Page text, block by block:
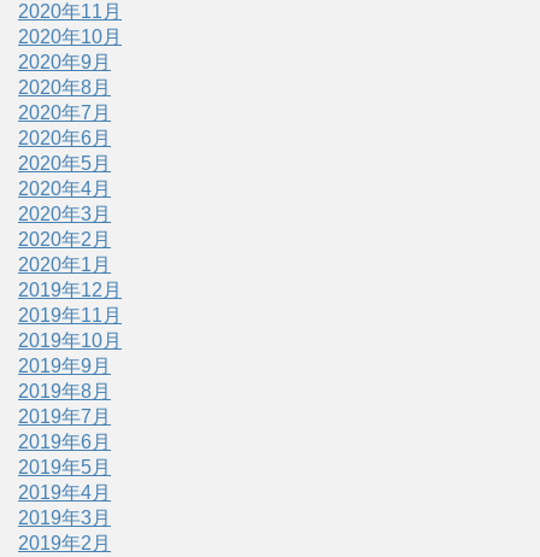
2020年11月
2020年10月
2020年9月
2020年8月
2020年7月
2020年6月
2020年5月
2020年4月
2020年3月
2020年2月
2020年1月
2019年12月
2019年11月
2019年10月
2019年9月
2019年8月
2019年7月
2019年6月
2019年5月
2019年4月
2019年3月
2019年2月